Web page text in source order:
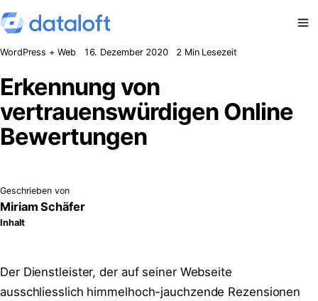
Zum Inhalt springen
WordPress + Web 16. Dezember 2020 2 Min Lesezeit
Erkennung von
vertrauenswürdigen Online
Bewertungen
Geschrieben von
Miriam Schäfer
Inhalt
Der Dienstleister, der auf seiner Webseite
ausschliesslich himmelhoch-jauchzende Rezensionen